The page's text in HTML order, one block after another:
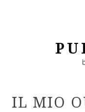
IL MIO